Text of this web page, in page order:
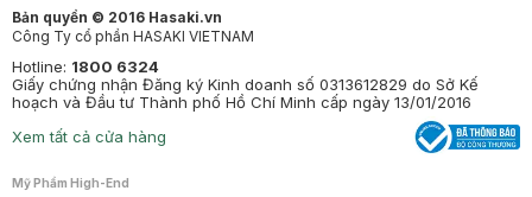
Bản quyền © 2016 Hasaki.vn
Công Ty cổ phần HASAKI VIETNAM
Hotline: 1800 6324
Giấy chứng nhận Đăng ký Kinh doanh số 0313612829 do Sở Kế
hoạch và Đầu tư Thành phố Hồ Chí Minh cấp ngày 13/01/2016
Xem tất cả cửa hàng
Mỹ Phẩm High-End